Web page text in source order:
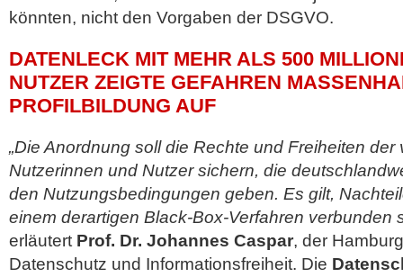
könnten, nicht den Vorgaben der DSGVO.
DATENLECK MIT MEHR ALS 500
NUTZER ZEIGTE GEFAHREN
PROFILBILDUNG AUF
„Die Anordnung soll die Rechte und Freiheiten der
Nutzerinnen und Nutzer sichern, die
den Nutzungsbedingungen geben. Es gilt,
einem derartigen Black-Box-Verfahren verbunden
erläutert Prof. Dr. Johannes Caspar, der
Datenschutz und Informationsfreiheit. Die